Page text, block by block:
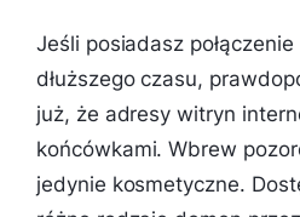
Jeśli posiadasz
dłuższego czasu,
już, że adresy witryn
końcówkami. Wbrew
jedynie kosmetyczne.